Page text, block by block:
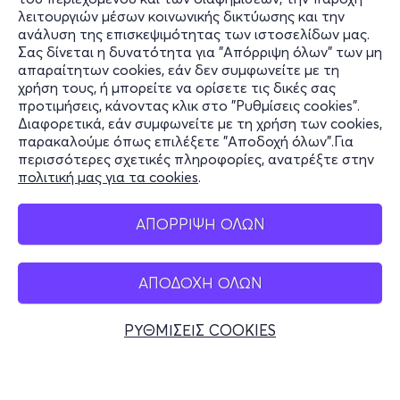
λειτουργιών μέσων κοινωνικής δικτύωσης και την
ανάλυση της επισκεψιμότητας των ιστοσελίδων μας.
Σας δίνεται η δυνατότητα για "Απόρριψη όλων" των μη
απαραίτητων cookies, εάν δεν συμφωνείτε με τη
χρήση τους, ή μπορείτε να ορίσετε τις δικές σας
προτιμήσεις, κάνοντας κλικ στο "Ρυθμίσεις cookies".
Διαφορετικά, εάν συμφωνείτε με τη χρήση των cookies,
παρακαλούμε όπως επιλέξετε "Αποδοχή όλων".Για
περισσότερες σχετικές πληροφορίες, ανατρέξτε στην
πολιτική μας για τα cookies.
ΑΠΟΡΡΙΨΗ ΟΛΩΝ
ΑΠΟΔΟΧΗ ΟΛΩΝ
ΡΥΘΜΙΣΕΙΣ COOKIES
Πληροφορίες
Υποστήριξη
Stay Connected
Mobile app